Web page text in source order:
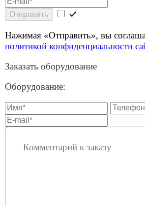
Отправить
Нажимая «Отправить», вы соглашаетесь с